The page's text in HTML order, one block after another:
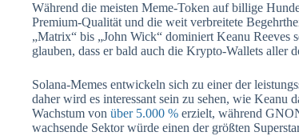
Während die meisten Meme-Token auf billige
Premium-Qualität und die weit verbreitete
„Matrix“ bis „John Wick“ dominiert Keanu Reeves
glauben, dass er bald auch die Krypto-Wallets aller
Solana-Memes entwickeln sich zu einer der
daher wird es interessant sein zu sehen, wie Keanu
Wachstum von über 5.000 % erzielt, während
wachsende Sektor würde einen der größten